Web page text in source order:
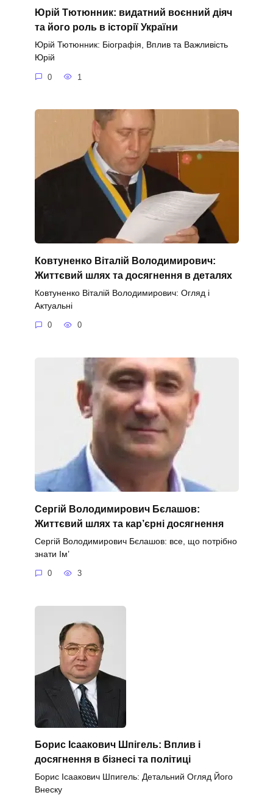
Юрій Тютюнник: видатний воєнний діяч
та його роль в історії України
Юрій Тютюнник: Біографія, Вплив та Важливість
Юрій
0 1
Ковтуненко Віталій Володимирович:
Життєвий шлях та досягнення в деталях
Ковтуненко Віталій Володимирович: Огляд і
Актуальні
0 0
Сергій Володимирович Бєлашов:
Життєвий шлях та кар’єрні досягнення
Сергій Володимирович Бєлашов: все, що потрібно
знати Ім’
0 3
Борис Ісаакович Шпігель: Вплив і
досягнення в бізнесі та політиці
Борис Ісаакович Шпигель: Детальний Огляд Його
Внеску